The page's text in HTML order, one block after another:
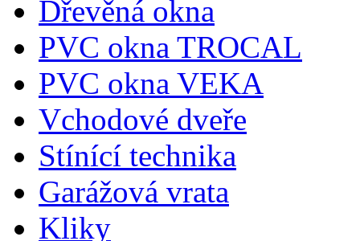
Dřevěná okna
PVC okna TROCAL
PVC okna VEKA
Vchodové dveře
Stínící technika
Garážová vrata
Kliky